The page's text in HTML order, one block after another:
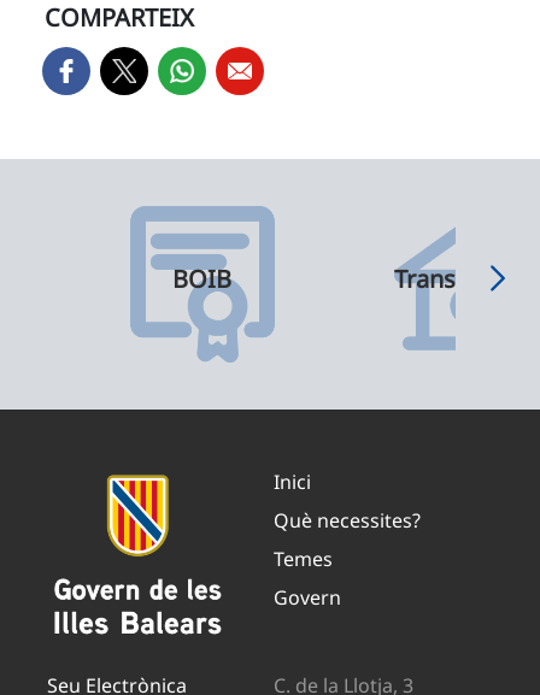
COMPARTEIX
BOIB
Inici
Què necessites?
Temes
Govern
Seu Electrònica C. de la Llotja, 3